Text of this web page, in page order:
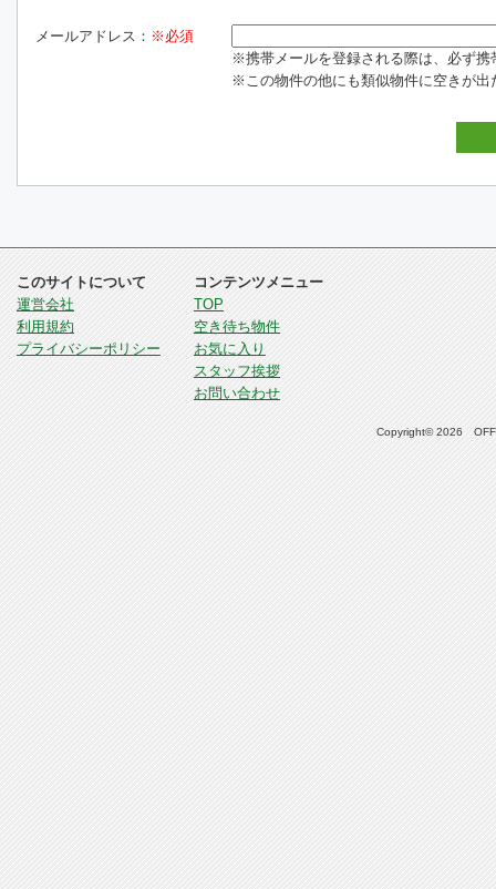
メールアドレス： ※必須
※携帯メールを登録される際は、必ず
※この物件の他にも類似物件に空きが
このサイトについて
運営会社
利用規約
プライバシーポリシー
コンテンツメニュー
TOP
空き待ち物件
お気に入り
スタッフ挨拶
お問い合わせ
Copyright© 2026